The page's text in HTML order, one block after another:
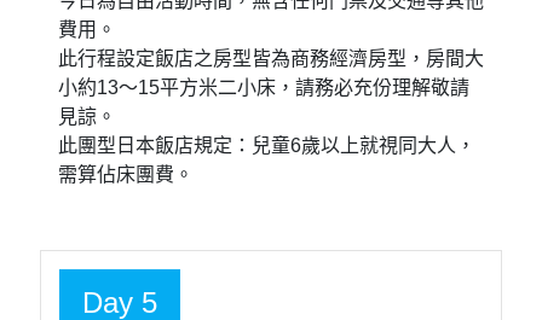
費用。
此行程設定飯店之房型皆為商務經濟房型，房間大
小約13～15平方米二小床，請務必充份理解敬請
見諒。
此團型日本飯店規定：兒童6歲以上就視同大人，
需算佔床團費。
Day 5